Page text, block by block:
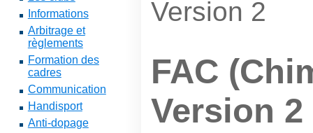
Informations
Arbitrage et
règlements
Formation des
cadres
Communication
Handisport
Anti-dopage
Version 2
FAC
Version 2